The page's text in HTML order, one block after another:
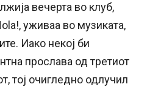
вечерта во клуб,
уживаа во музиката,
Иако некој би
прослава од третиот
тој очигледно одлучил